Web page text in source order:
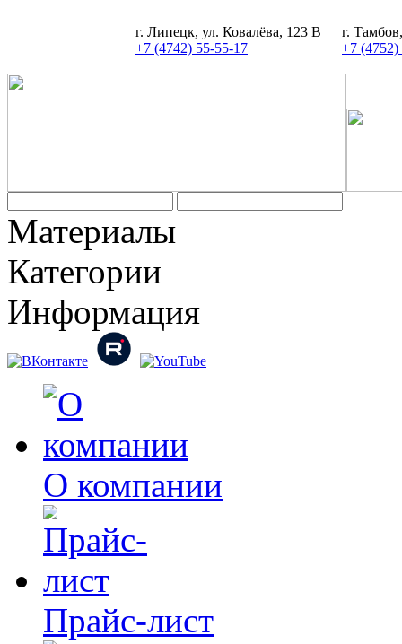
г. Липецк, ул. Ковалёва, 123 В
+7 (4742) 55-55-17
г.
+7 (4752)
Материалы
Категории
Информация
О компании
Прайс-лист
Задать вопрос